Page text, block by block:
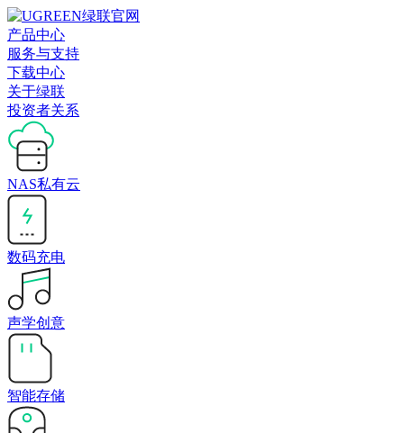
产品中心
服务与支持
下载中心
关于绿联
投资者关系
NAS私有云
数码充电
声学创意
智能存储